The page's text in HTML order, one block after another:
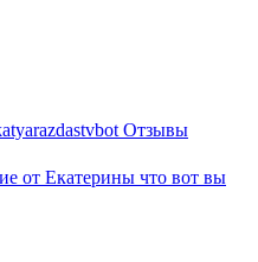
Отзывы
от Екатерины что вот вы